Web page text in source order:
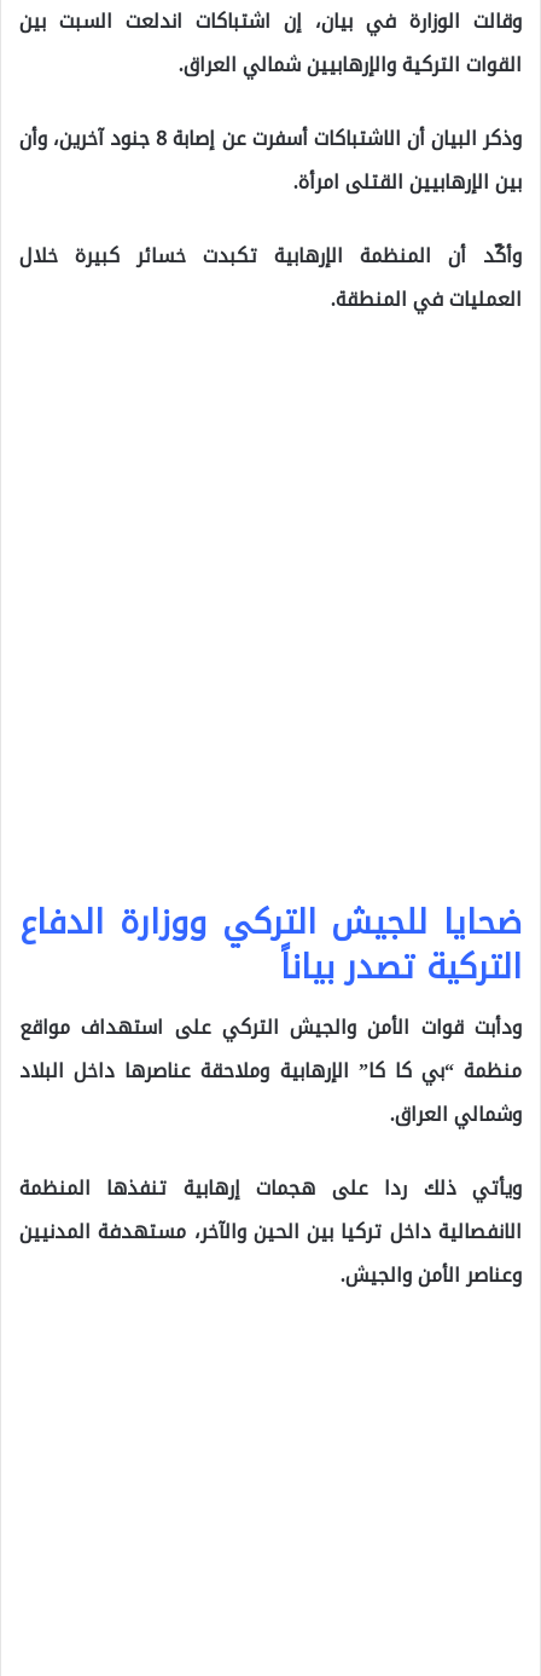
وقالت الوزارة في بيان، إن اشتباكات اندلعت السبت بين
القوات التركية والإرهابيين شمالي العراق.
وذكر البيان أن الاشتباكات أسفرت عن إصابة 8 جنود آخرين، وأن
بين الإرهابيين القتلى امرأة.
وأكّد أن المنظمة الإرهابية تكبدت خسائر كبيرة خلال
العمليات في المنطقة.
ضحايا للجيش التركي ووزارة الدفاع
التركية تصدر بياناً
ودأبت قوات الأمن والجيش التركي على استهداف مواقع
منظمة “بي كا كا” الإرهابية وملاحقة عناصرها داخل البلاد
وشمالي العراق.
ويأتي ذلك ردا على هجمات إرهابية تنفذها المنظمة
الانفصالية داخل تركيا بين الحين والآخر، مستهدفة المدنيين
وعناصر الأمن والجيش.